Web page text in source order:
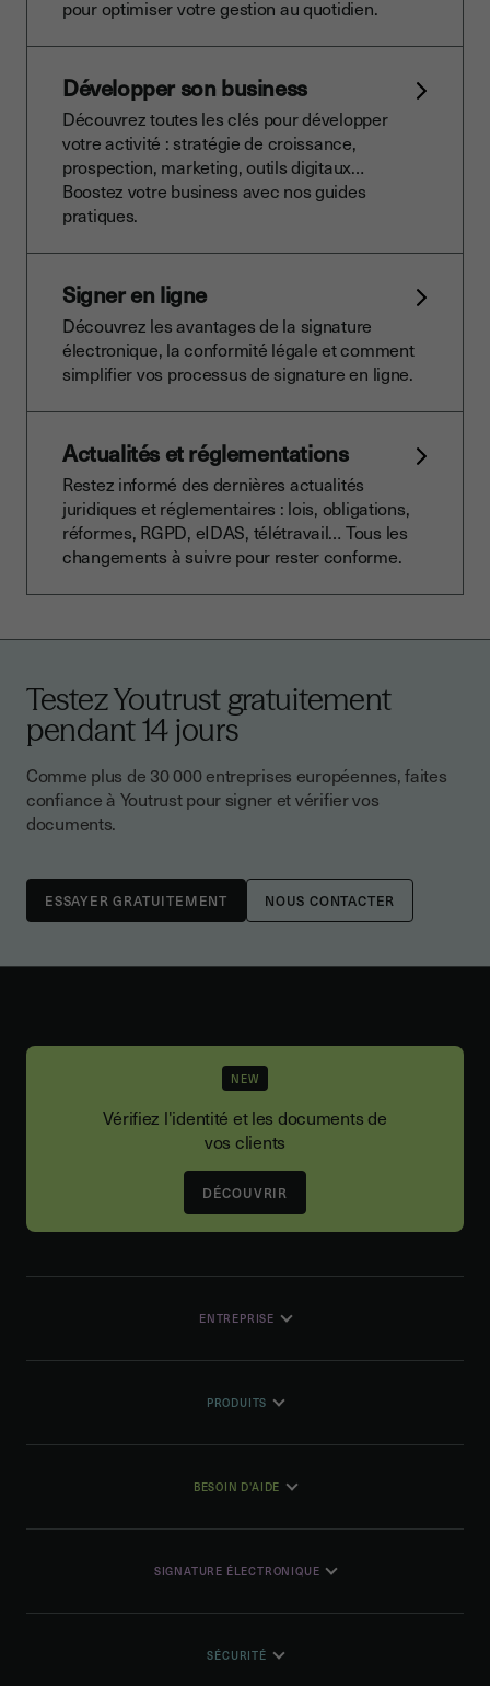
pour optimiser votre gestion au quotidien.
Développer son business
Découvrez toutes les clés pour développer
votre activité : stratégie de croissance,
prospection, marketing, outils digitaux…
Boostez votre business avec nos guides
pratiques.
Signer en ligne
Découvrez les avantages de la signature
électronique, la conformité légale et comment
simplifier vos processus de signature en ligne.
Actualités et réglementations
Restez informé des dernières actualités
juridiques et réglementaires : lois, obligations,
réformes, RGPD, eIDAS, télétravail… Tous les
changements à suivre pour rester conforme.
Testez Youtrust gratuitement
pendant 14 jours
Comme plus de 30 000 entreprises européennes, faites
confiance à Youtrust pour signer et vérifier vos
documents.
NOUS CONTACTER
NEW
Vérifiez l'identité et les documents de
vos clients
DÉCOUVRIR
ENTREPRISE
PRODUITS
BESOIN D'AIDE
SIGNATURE ÉLECTRONIQUE
SÉCURITÉ